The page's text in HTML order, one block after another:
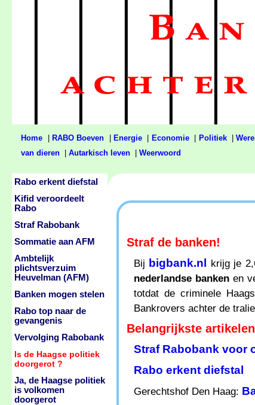
Home RABO Boeven Energie| Economie| Politiek|
van dieren
Autarkisch leven Weerwoord
Straf de banken!
Bij bigbank.nl krijg je
nederlandse banken en
totdat de criminele
Bankrovers achter de
Belangrijkste
Straf Rabobank voor
Rabo erkent diefstal
Gerechtshof Den Haag:
Rabo erkent diefstal
Kifid veroordeelt
Rabo
Straf Rabobank
Sommatie aan AFM
Ambtelijk
plichtsverzuim
Heuvelman (AFM)
Banken mogen stelen
Rabo top naar de
gevangenis
Vervolging Rabobank
Is de Haagse politiek
doorgerot ?
Ja, de Haagse politiek
is volkomen
doorgerot